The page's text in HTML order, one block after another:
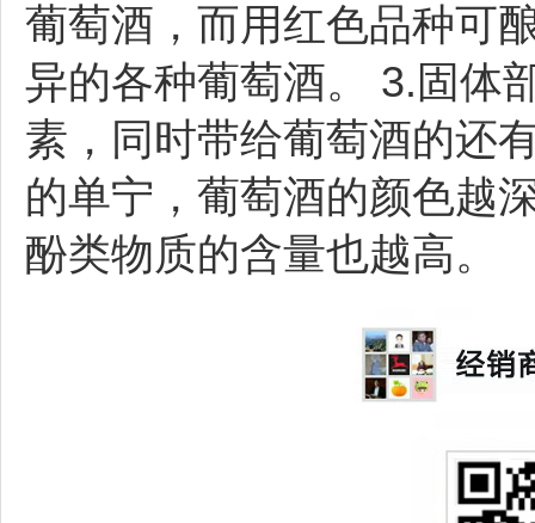
葡萄酒，而用红色品种可
异的各种葡萄酒。 3.固体
素，同时带给葡萄酒的还
的单宁，葡萄酒的颜色越
酚类物质的含量也越高。